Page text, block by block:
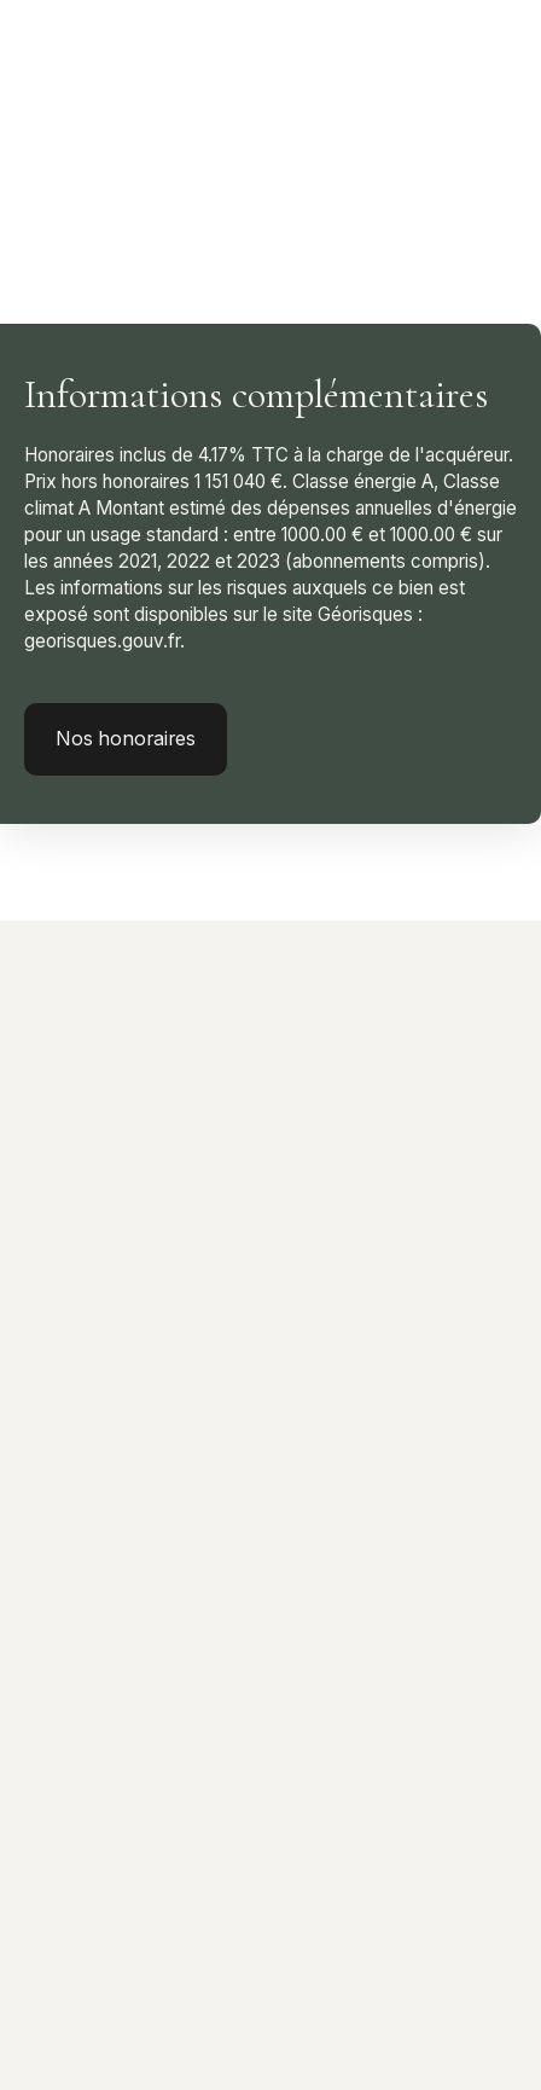
Informations complémentaires
Honoraires inclus de 4.17% TTC à la charge de l'acquéreur.
Prix hors honoraires 1 151 040 €. Classe énergie A, Classe
climat A Montant estimé des dépenses annuelles d'énergie
pour un usage standard : entre 1000.00 € et 1000.00 € sur
les années 2021, 2022 et 2023 (abonnements compris).
Les informations sur les risques auxquels ce bien est
exposé sont disponibles sur le site Géorisques :
georisques.gouv.fr.
Nos honoraires